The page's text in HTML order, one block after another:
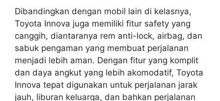
Dibandingkan dengan mobil lain di kelasnya,
Toyota Innova juga memiliki fitur safety yang
canggih, diantaranya rem anti-lock, airbag, dan
sabuk pengaman yang membuat perjalanan
menjadi lebih aman. Dengan fitur yang komplit
dan daya angkut yang lebih akomodatif, Toyota
Innova tepat digunakan untuk perjalanan jarak
jauh, liburan keluarga, dan bahkan perjalanan